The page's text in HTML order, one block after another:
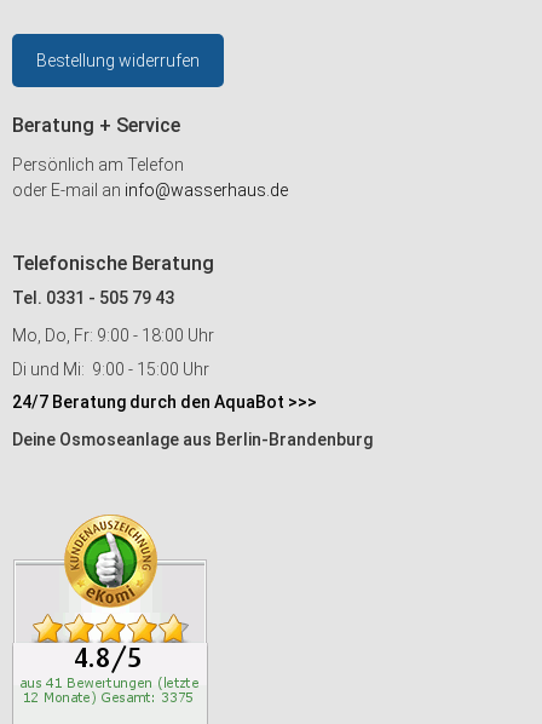
Bestellung widerrufen
Beratung + Service
Persönlich am Telefon
oder E-mail an info@wasserhaus.de
Telefonische Beratung
Tel. 0331 - 505 79 43
Mo, Do, Fr: 9:00 - 18:00 Uhr
Di und Mi: 9:00 - 15:00 Uhr
24/7 Beratung durch den AquaBot >>>
Deine Osmoseanlage aus Berlin-Brandenburg